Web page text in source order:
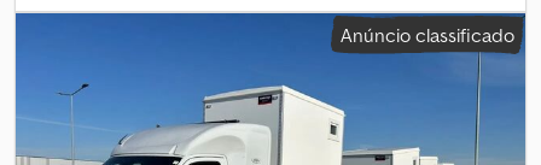
incluindo mangueiras e cabos. Pronto para uso imediato! O
banheiro móvel 217 está equipado com um vaso sanitário
suspenso com triturador, uma pia de cerâmica com bancada, uma
área de chuveiro com cortina e um piso elevado que previne o
vazamento de água. Em frente ao chuveiro há um banco com
ganchos para cabideiro. O reboque conta com água quente e
Anúncio classificado